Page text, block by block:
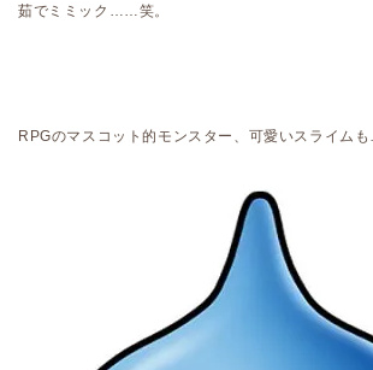
茹でミミック……笑。
RPGのマスコット的モンスター、可愛いスライム